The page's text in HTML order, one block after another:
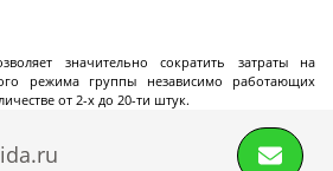
охлаждение
значительно сократить затраты на
режима группы независимо работающих
от 2-х до 20-ти штук.